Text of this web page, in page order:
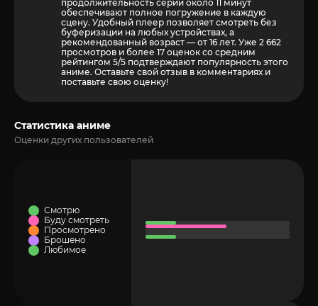
продолжительность серии около 11 минут
обеспечивают полное погружение в каждую
сцену. Удобный плеер позволяет смотреть без
буферизации на любых устройствах, а
рекомендованный возраст — от 16 лет. Уже 2 662
просмотров и более 17 оценок со средним
рейтингом 5/5 подтверждают популярность этого
аниме. Оставьте свой отзыв в комментариях и
поставьте свою оценку!
Статистика аниме
Оценки других пользователей
Смотрю
Буду смотреть
Просмотрено
Брошено
Любимое